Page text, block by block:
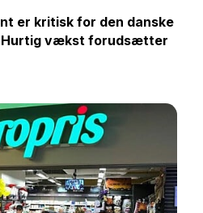
er kritisk for den danske
Hurtig vækst forudsætter